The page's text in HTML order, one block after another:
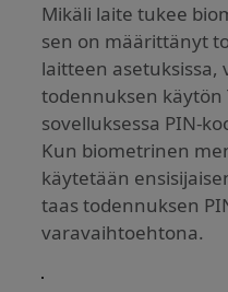
Mikäli laite tukee
sen on määrittänyt
laitteen asetuksissa,
todennuksen käytön
sovelluksessa PIN-
Kun biometrinen
käytetään
taas todennuksen
varavaihtoehtona.